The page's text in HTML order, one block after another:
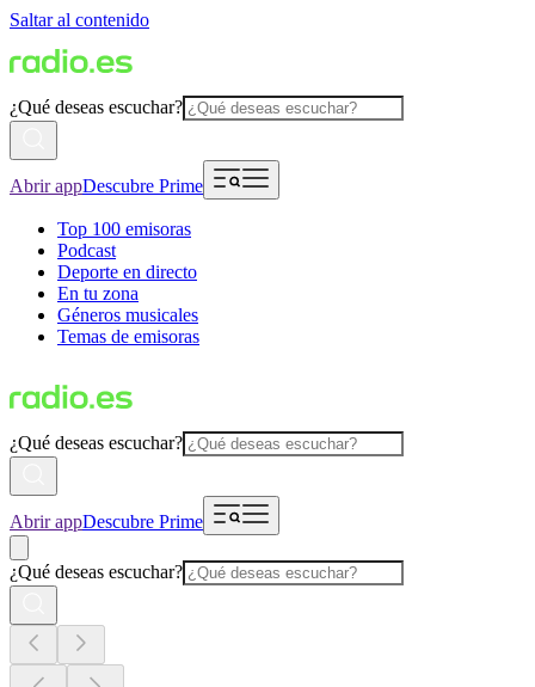
Saltar al contenido
¿Qué deseas escuchar?
Abrir appDescubre Prime
Top 100 emisoras
Podcast
Deporte en directo
En tu zona
Géneros musicales
Temas de emisoras
¿Qué deseas escuchar?
Abrir appDescubre Prime
¿Qué deseas escuchar?